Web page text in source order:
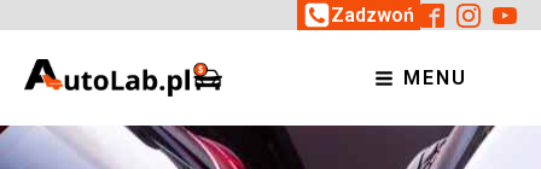
Zadzwoń
MENU